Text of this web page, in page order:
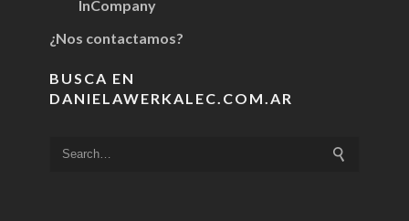
InCompany
¿Nos contactamos?
BUSCA EN
DANIELAWERKALEC.COM.AR